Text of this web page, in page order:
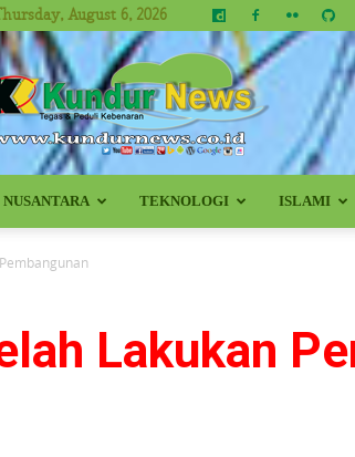
August 6, 2026
Kundur
News
NUSANTARA TEKNOLOGI ISLAMI
Lakukan